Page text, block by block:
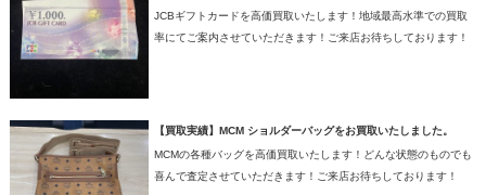
JCBギフトカードを高価買取いたします！地域最高水準での買取
率にてご案内させていただきます！ご来店お待ちしております！
【買取実績】MCM ショルダーバッグをお買取いたしました。
MCMの各種バッグを高価買取いたします！どんな状態のものでも
喜んで査定させていただきます！ご来店お待ちしております！